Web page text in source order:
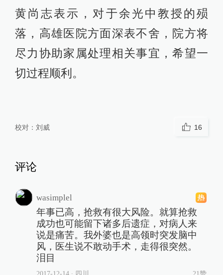
黄尚志表示，对于余光中教授的殒
落，高雄医院方面深表不舍，院方将
尽力协助家属处理相关事宜，希望一
切过程顺利。
校对： 刘威 16
评论
wasimplel
年事已高，抢救有很大风险。就算抢救
成功也可能留下诸多后遗症，对病人来
说是痛苦。我外婆也是高领时突发脑中
风，医生说不敢动手术，走得很突然。
泪目
2017-12-14∙ 四川 21赞